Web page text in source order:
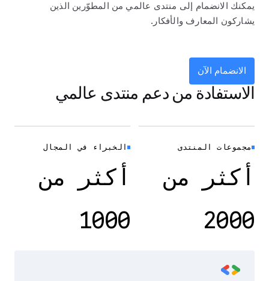
يمكنك الانضمام إلى منتدى عالمي من المطوّرين الذين
يشاركون المعارف والأفكار.
الانضمام الآن
الاستفادة من دعم منتدى عالمي
مجموعات المنتدى
أكثر من
2000
الخبراء في المجال
أكثر من
1000